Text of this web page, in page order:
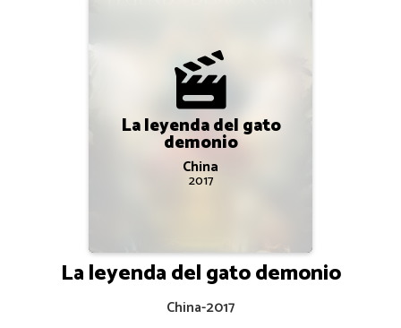
La leyenda del gato
demonio
China
2017
La leyenda del gato demonio
China-2017